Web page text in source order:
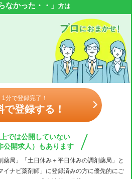
なかった・・」 方は
1分で登録完了！
で登録する！
では公開していない
公開求人）もあります
薬局」「土日休み＋平日休みの調剤薬局」と
イナビ薬剤師」に登録済みの方に優先的にご